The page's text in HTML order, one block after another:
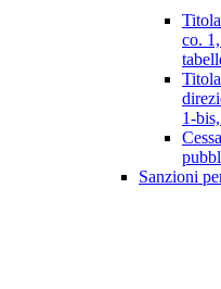
co.
1-
Sanzioni